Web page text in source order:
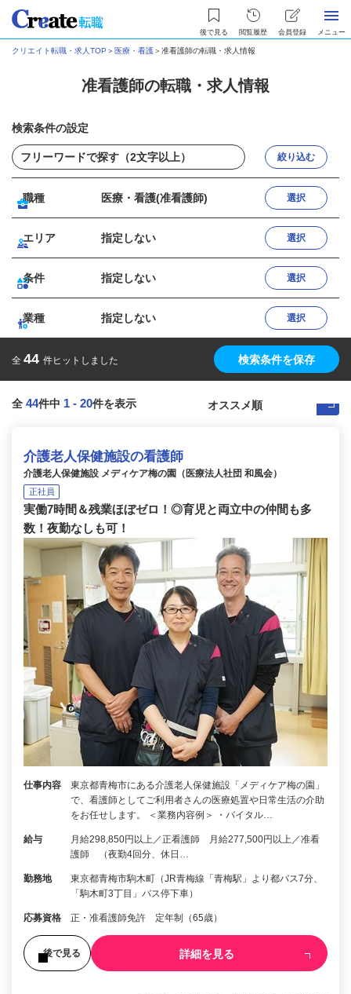
後で見る 閲覧履歴 会員登録 メニュー
クリエイト転職・求人TOP ＞ 医療・看護＞准看護師の転職・求人情報
准看護師の転職・求人情報
検索条件の設定
絞り込む
職種 医療・看護(准看護師) 選択
エリア 指定しない 選択
条件 指定しない 選択
業種 指定しない 選択
全 44 件ヒットしました 検索条件を保存
全 44件中 1 - 20件を表示
介護老人保健施設の看護師
介護老人保健施設 メディケア梅の園（医療法人社団 和風会）
正社員
実働7時間＆残業ほぼゼロ！◎育児と両立中の仲間も多
数！夜勤なしも可！
仕事内容
東京都青梅市にある介護老人保健施設「メディケア梅の園」
で、看護師としてご利用者さんの医療処置や日常生活の介助
をお任せします。 ＜業務内容例＞ ・バイタル…
給与
月給298,850円以上／正看護師 月給277,500円以上／准看
護師 （夜勤4回分、休日…
勤務地
東京都青梅市駒木町（JR青梅線「青梅駅」より都バス7分、
「駒木町3丁目」バス停下車）
応募資格 正・准看護師免許 定年制（65歳）
後で見る 詳細を見る